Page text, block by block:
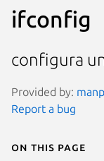
ifconfig
configura
Provided by:
Report a bug
On this page